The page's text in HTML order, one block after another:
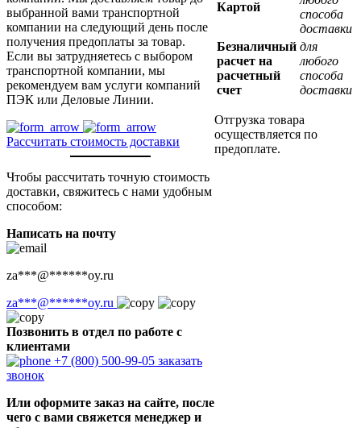
выбранной вами транспортной
компании на следующий день после
получения предоплаты за товар.
Если вы затрудняетесь с выбором
транспортной компании, мы
рекомендуем вам услуги компаний
ПЭК или Деловые Линии.
Рассчитать стоимость доставки
Чтобы рассчитать точную стоимость
доставки, свяжитесь с нами удобным
способом:
Написать на почту
za***@******oy.ru
za***@******oy.ru
Позвонить в отдел по работе с
клиентами
+7 (800) 500-99-05 заказать
звонок
Или оформите заказ на сайте, после
чего с вами свяжется менеджер и
Картой
способа
доставки
Безналичный
расчет на
расчетный
счет
для
любого
способа
доставки
Отгрузка товара
осуществляется по
предоплате.